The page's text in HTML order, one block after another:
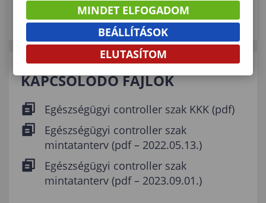
EMAIL KÜLDÉSE
KAPCSOLÓDÓ FÁJLOK
Egészségügyi controller szak KKK (pdf)
Egészségügyi controller szak
mintatanterv (pdf – 2022.05.13.)
Egészségügyi controller szak
mintatanterv (pdf – 2023.09.01.)
MINDET ELFOGADOM
BEÁLLÍTÁSOK
ELUTASÍTOM